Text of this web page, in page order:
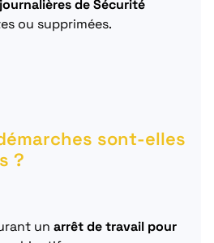
de Sécurité
ou supprimées.
sont-elles
?
un arrêt de travail pour